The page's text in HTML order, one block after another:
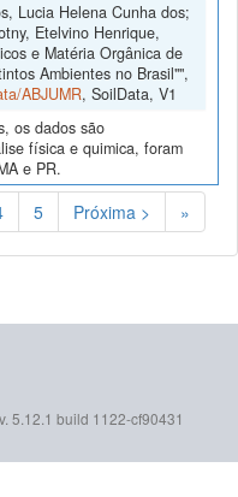
Lucia Helena Cunha dos;
Etelvino Henrique,
e Matéria Orgânica de
Ambientes no Brasil"",
ABJUMR, SoilData, V1
os dados são
física e quimica, foram
e PR.
5 Próxima > »
v. 5.12.1 build 1122-cf90431